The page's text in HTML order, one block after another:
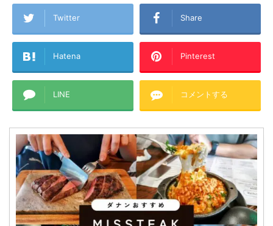
Twitter Share
Hatena Pinterest
LINE コメントする